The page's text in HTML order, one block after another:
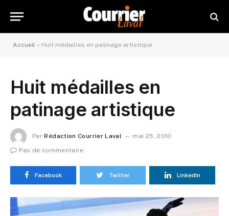
Accueil » Huit médailles en patinage artistique
Huit médailles en
patinage artistique
Par Rédaction Courrier Laval
mai 25, 2010
Pas de commentaire
Facebook Twitter LinkedIn